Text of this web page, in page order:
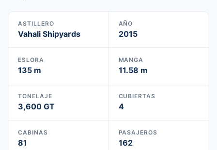
ASTILLERO
Vahali Shipyards
AÑO
2015
ESLORA
135 m
MANGA
11.58 m
TONELAJE
3,600 GT
CUBIERTAS
4
CABINAS
81
PASAJEROS
162